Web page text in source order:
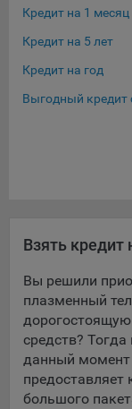
Google
Google Data
Mountain View,
Пиксель VK
посещали сайт.
Адрес: ООО
проспект, д. 39,
Технические
выбора
Кредит на 1 месяц
Кредит на 5 лет
Кредит на год
Выгодный кредит
Взять кредит
Вы решили
плазменный
дорогостоящую
средств?
данный момент
предоставляет
большого